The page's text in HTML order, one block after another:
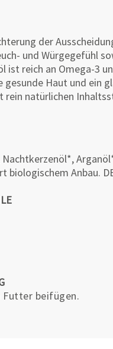
der
und Würgegefühl
ist reich an Omega-3
gesunde Haut und ein
rein natürlichen
Anbau.
Futter beifügen.